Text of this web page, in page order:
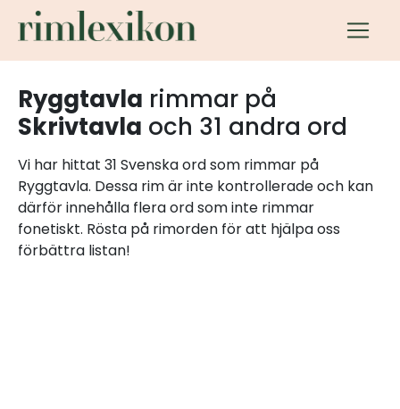
Ryggtavla rimmar på
Skrivtavla och 31 andra ord
Vi har hittat 31 Svenska ord som rimmar på
Ryggtavla. Dessa rim är inte kontrollerade och kan
därför innehålla flera ord som inte rimmar
fonetiskt. Rösta på rimorden för att hjälpa oss
förbättra listan!